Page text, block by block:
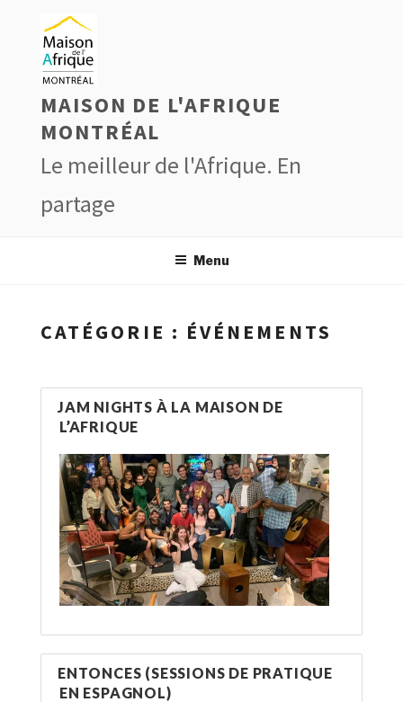
contenu
principal
MAISON DE L'AFRIQUE
MONTRÉAL
Le meilleur de l'Afrique. En
partage
Menu
CATÉGORIE : ÉVÉNEMENTS
JAM NIGHTS À LA MAISON DE
L’AFRIQUE
ENTONCES (SESSIONS DE PRATIQUE
EN ESPAGNOL)